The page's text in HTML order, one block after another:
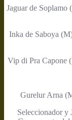
Jaguar de
Inka de Saboya
Vip di Pra Capone
Gurelur Arna
Seleccionador y